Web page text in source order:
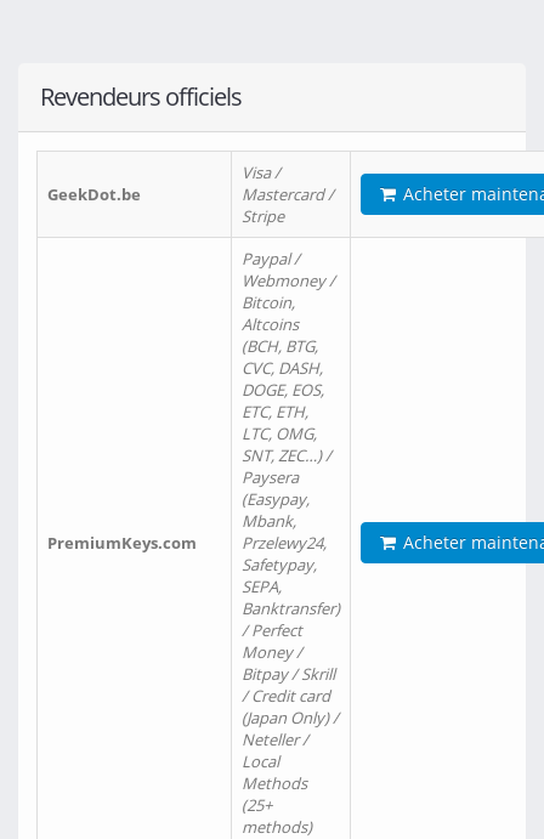
Revendeurs officiels
GeekDot.be
Visa /
Mastercard /
Stripe
Acheter
PremiumKeys.com
Paypal /
Webmoney /
Bitcoin,
Altcoins
(BCH, BTG,
CVC, DASH,
DOGE, EOS,
ETC, ETH,
LTC, OMG,
SNT, ZEC…) /
Paysera
(Easypay,
Mbank,
Przelewy24,
Safetypay,
SEPA,
Banktransfer)
/ Perfect
Money /
Bitpay / Skrill
/ Credit card
(Japan Only) /
Neteller /
Local
Methods
(25+
methods)
Acheter